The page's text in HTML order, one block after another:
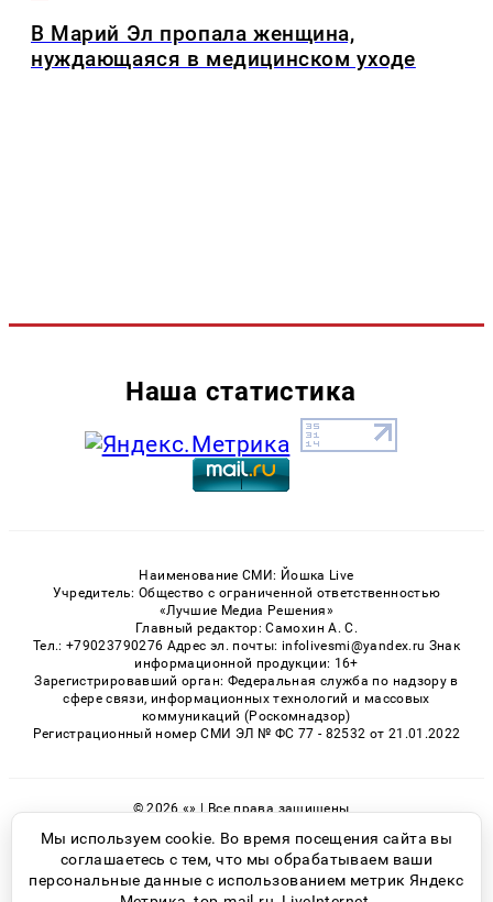
В Марий Эл пропала женщина,
нуждающаяся в медицинском уходе
Наша статистика
Наименование СМИ: Йошка Live
Учредитель: Общество с ограниченной ответственностью
«Лучшие Медиа Решения»
Главный редактор: Самохин А. С.
Тел.: +79023790276 Адрес эл. почты: infolivesmi@yandex.ru Знак
информационной продукции: 16+
Зарегистрировавший орган: Федеральная служба по надзору в
сфере связи, информационных технологий и массовых
коммуникаций (Роскомнадзор)
Регистрационный номер СМИ ЭЛ № ФС 77 - 82532 от 21.01.2022
© 2026 «» | Все права защищены
Возрастная категория сайта 16+
Политика конфиденциальности
Мы используем cookie. Во время посещения сайта вы
соглашаетесь с тем, что мы обрабатываем ваши
персональные данные с использованием метрик Яндекс